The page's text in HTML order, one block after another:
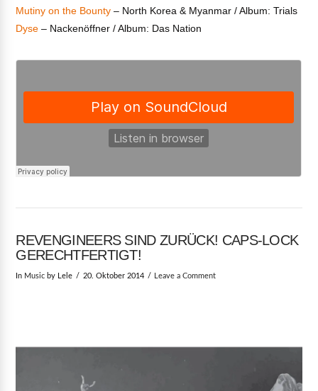
Mutiny on the Bounty – North Korea & Myanmar / Album: Trials
Dyse – Nackenöffner / Album: Das Nation
REVENGINEERS SIND ZURÜCK! CAPS-LOCK
GERECHTFERTIGT!
In Music by Lele 20. Oktober 2014 Leave a Comment